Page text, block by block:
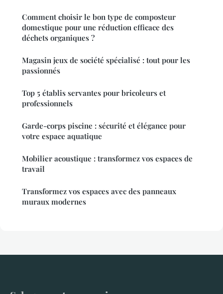
Comment choisir le bon type de composteur
domestique pour une réduction efficace des
déchets organiques ?
Magasin jeux de société spécialisé : tout pour les
passionnés
Top 5 établis servantes pour bricoleurs et
professionnels
Garde-corps piscine : sécurité et élégance pour
votre espace aquatique
Mobilier acoustique : transformez vos espaces de
travail
Transformez vos espaces avec des panneaux
muraux modernes